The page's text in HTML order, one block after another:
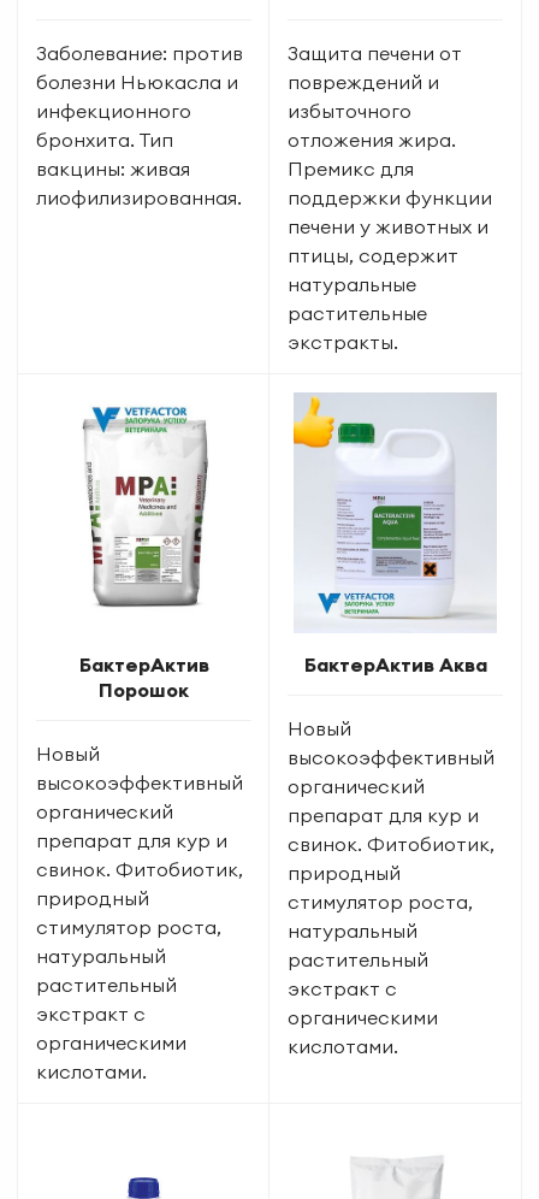
Заболевание: против
болезни Ньюкасла и
инфекционного
бронхита. Тип
вакцины: живая
лиофилизированная.
Защита печени от
повреждений и
избыточного
отложения жира.
Премикс для
поддержки функции
печени у животных и
птицы, содержит
натуральные
растительные
экстракты.
БактерАктив
Порошок
Новый
высокоэффективный
органический
препарат для кур и
свинок. Фитобиотик,
природный
стимулятор роста,
натуральный
растительный
экстракт с
органическими
кислотами.
БактерАктив Аква
Новый
высокоэффективный
органический
препарат для кур и
свинок. Фитобиотик,
природный
стимулятор роста,
натуральный
растительный
экстракт с
органическими
кислотами.